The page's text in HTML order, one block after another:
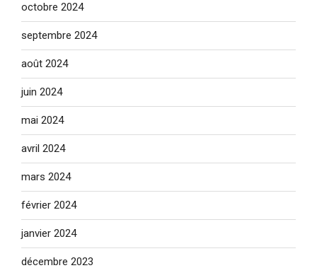
octobre 2024
septembre 2024
août 2024
juin 2024
mai 2024
avril 2024
mars 2024
février 2024
janvier 2024
décembre 2023